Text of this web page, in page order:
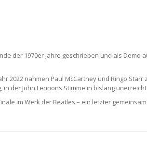
der 1970er Jahre geschrieben und als
2022 nahmen Paul McCartney und Ringo
der John Lennons Stimme in bislang
im Werk der Beatles – ein letzter